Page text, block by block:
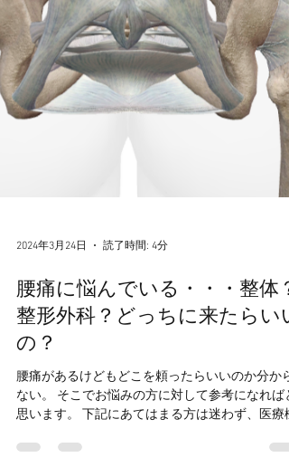
2024年3月24日 読了時間: 4分
腰痛に悩んでいる・・・整体？